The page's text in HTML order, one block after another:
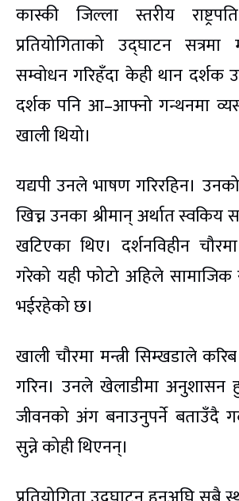
कास्की जिल्ला स्तरीय
प्रतियोगिताको उद्घाटन सत्रमा
सम्वोधन गरिहँदा केही थान दर्शक
दर्शक पनि आ–आफ्नो गन्थनमा
खाली थियो।
यद्यपी उनले भाषण गरिरहिन।
खिच्न उनका श्रीमान् अर्थात
खटिएका थिए। दर्शनविहीन
गरेको यही फोटो अहिले सामाजिक
भईरहेको छ।
खाली चौरमा मन्त्री सिम्खडाले
गरिन। उनले खेलाडीमा अनुशासन
जीवनको अंग बनाउनुपर्ने बताउँदै
सुन्ने कोही थिएनन्।